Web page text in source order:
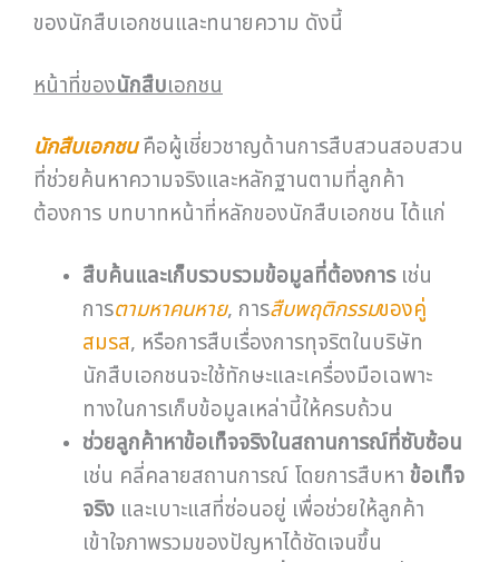
ของนักสืบเอกชนและทนายความ ดังนี้
หน้าที่ของนักสืบเอกชน
นักสืบเอกชนคือผู้เชี่ยวชาญด้านการสืบสวนสอบสวน
ที่ช่วยค้นหาความจริงและหลักฐานตามที่ลูกค้า
ต้องการ บทบาทหน้าที่หลักของนักสืบเอกชน ได้แก่
สืบค้นและเก็บรวบรวมข้อมูลที่ต้องการเช่น
การตามหาคนหาย, การสืบพฤติกรรมของคู่
สมรส, หรือการสืบเรื่องการทุจริตในบริษัท
นักสืบเอกชนจะใช้ทักษะและเครื่องมือเฉพาะ
ทางในการเก็บข้อมูลเหล่านี้ให้ครบถ้วน
ช่วยลูกค้าหาข้อเท็จจริงในสถานการณ์ที่ซับซ้อน
เช่น คลี่คลายสถานการณ์ โดยการสืบหา ข้อเท็จ
จริง และเบาะแสที่ซ่อนอยู่ เพื่อช่วยให้ลูกค้า
เข้าใจภาพรวมของปัญหาได้ชัดเจนขึ้น